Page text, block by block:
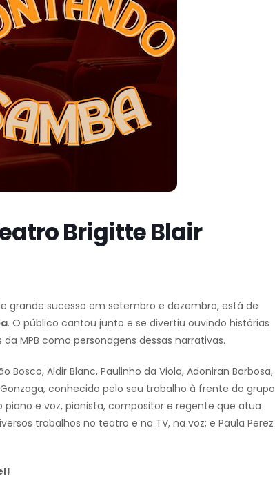
Brigitte Blair
grande sucesso em setembro e dezembro, está de
. O público cantou junto e se divertiu ouvindo histórias
MPB como personagens dessas narrativas.
Bosco, Aldir Blanc, Paulinho da Viola, Adoniran Barbosa,
conhecido pelo seu trabalho à frente do grupo
e voz, pianista, compositor e regente que atua
trabalhos no teatro e na TV, na voz; e Paula Perez